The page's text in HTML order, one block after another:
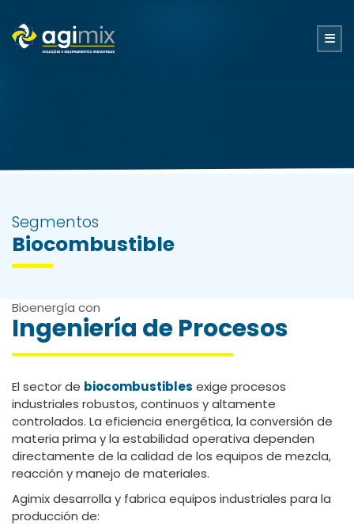
Segmentos
Biocombustible
Bioenergía con
Ingeniería de Procesos
El sector de biocombustibles exige procesos
industriales robustos, continuos y altamente
controlados. La eficiencia energética, la conversión de
materia prima y la estabilidad operativa dependen
directamente de la calidad de los equipos de mezcla,
reacción y manejo de materiales.
Agimix desarrolla y fabrica equipos industriales para la
producción de: